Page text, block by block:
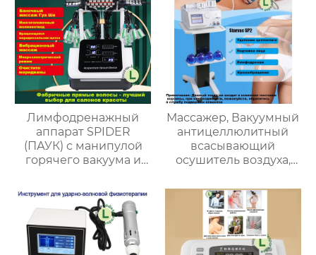
омоложению LB-106
Лимфодренажный
аппарат SPIDER
(ПАУК) с манипулой
горячего вакуума и
массаж/Гуа Ша/массаж
всего тела
Массажер, Вакуумный
антицеллюлитный
всасывающий
осушитель воздуха,
коррекции фигуры
Starvac SP2